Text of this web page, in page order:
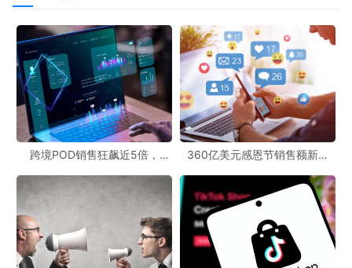
在POD赛道中，服装配饰类目继续占据重要份额，其核心在于天然
的"高展示性、强社交属性"，成为用户个体表达最直接的媒介。
欧美市场数据显示，日常个性表达（语录/潮图）是主要需求场景，
标语T恤、印花袜子等成为爆款产品。节日主题和社交礼品，如情侣
卫衣、圣诞全家福T恤也备受欢迎。Accenture调研显示，近九成欧
美消费者青睐个性化时尚产品，高消费人群兴趣度高达94%，显示
出巨大的定制化潜力与溢价空间。
家居装饰、珠宝配饰、宠物用品等品类增速显著，反映出
POD正
从"外显型消费"向"情感型消费"深度渗透。其中，墙面装饰年复合增
长率达到14.2%，个性化珠宝市场规模预计将从2024年的379.6亿
跨境POD销售狂飙近5倍，
360亿美元感恩节销售额新纪
新风潮！